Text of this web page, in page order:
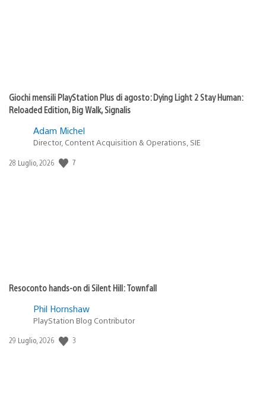
Giochi mensili PlayStation Plus di agosto: Dying Light 2 Stay Human:
Reloaded Edition, Big Walk, Signalis
Adam Michel
Director, Content Acquisition & Operations, SIE
Data
28 Luglio, 2026 7
Resoconto hands-on di Silent Hill: Townfall
Phil Hornshaw
PlayStation Blog Contributor
Data
29 Luglio, 2026 3